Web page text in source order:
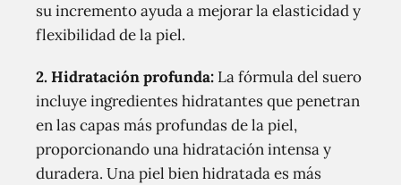
su incremento ayuda a mejorar la elasticidad y
flexibilidad de la piel.
2. Hidratación profunda: La fórmula del suero
incluye ingredientes hidratantes que penetran
en las capas más profundas de la piel,
proporcionando una hidratación intensa y
duradera. Una piel bien hidratada es más